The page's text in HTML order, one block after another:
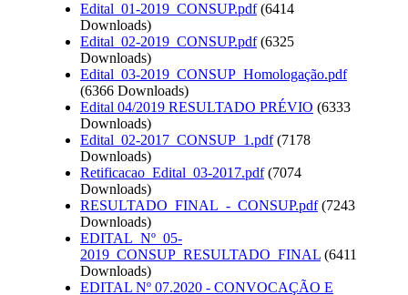
Edital_01-2019_CONSUP.pdf (6414
Downloads)
Edital_02-2019_CONSUP.pdf (6325
Downloads)
Edital_03-2019_CONSUP_Homologação.pdf
(6366 Downloads)
Edital 04/2019 RESULTADO PRÉVIO (6333
Downloads)
Edital_02-2017_CONSUP_1.pdf (7178
Downloads)
Retificacao_Edital_03-2017.pdf (7074
Downloads)
RESULTADO_FINAL_-_CONSUP.pdf (7243
Downloads)
EDITAL_Nº_05-
2019_CONSUP_RESULTADO_FINAL (6411
Downloads)
EDITAL Nº 07.2020 - CONVOCAÇÃO E